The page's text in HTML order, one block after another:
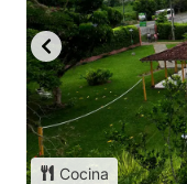
Cocina